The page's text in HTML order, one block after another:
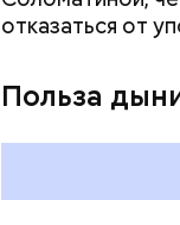
отказаться от
Польза
повышению